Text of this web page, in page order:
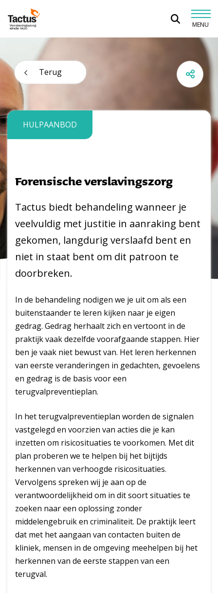
Spring naar content
Tactus Verslavingszorg
MENU
Terug
HULPAANBOD
Forensische verslavingszorg
Tactus biedt behandeling wanneer je
veelvuldig met justitie in aanraking bent
gekomen, langdurig verslaafd bent en
niet in staat bent om dit patroon te
doorbreken.
In de behandeling nodigen we je uit om als een
buitenstaander te leren kijken naar je eigen
gedrag. Gedrag herhaalt zich en vertoont in de
praktijk vaak dezelfde voorafgaande stappen. Hier
ben je vaak niet bewust van. Het leren herkennen
van eerste veranderingen in gedachten, gevoelens
en gedrag is de basis voor een
terugvalpreventieplan.
In het terugvalpreventieplan worden de signalen
vastgelegd en voorzien van acties die je kan
inzetten om risicosituaties te voorkomen. Met dit
plan proberen we te helpen bij het bijtijds
herkennen van verhoogde risicosituaties.
Vervolgens spreken wij je aan op de
verantwoordelijkheid om in dit soort situaties te
zoeken naar een oplossing zonder
middelengebruik en criminaliteit. De praktijk leert
dat met het aangaan van contacten buiten de
kliniek, mensen in de omgeving meehelpen bij het
herkennen van de eerste stappen van een
terugval.